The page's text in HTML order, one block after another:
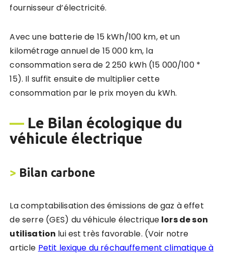
fournisseur d’électricité.
Avec une batterie de 15 kWh/100 km, et un
kilométrage annuel de 15 000 km, la
consommation sera de 2 250 kWh (15 000/100 *
15). Il suffit ensuite de multiplier cette
consommation par le prix moyen du kWh.
— Le Bilan écologique du
véhicule électrique
> Bilan carbone
La comptabilisation des émissions de gaz à effet
de serre (GES) du véhicule électrique lors de son
utilisation lui est très favorable. (Voir notre
article Petit lexique du réchauffement climatique à